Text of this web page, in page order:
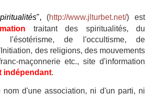
", (http://www.jlturbet.net/) est
traitant des spiritualités, du
l'ésotérisme, de l'occultisme, de
des religions, des mouvements
maçonnerie etc., site d'information
indépendant.
d'une association, ni d'un parti, ni